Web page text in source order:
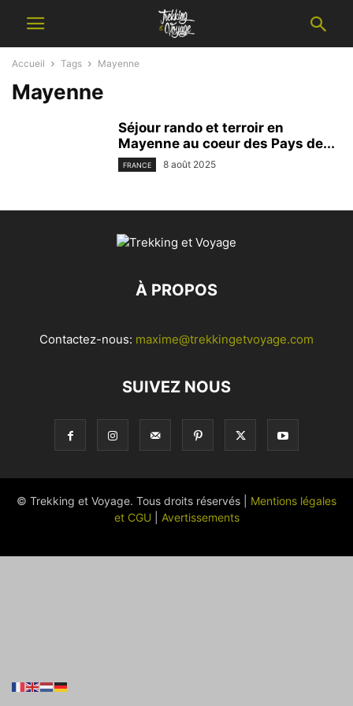
Accueil Tags Mayenne
Mayenne
Séjour rando et terroir en
Mayenne au coeur des Pays de...
FRANCE 8 août 2025
À PROPOS
Contactez-nous: maxime@trekkingetvoyage.com
SUIVEZ NOUS
© Trekking et Voyage. Tous droits réservés | Mentions légales
et CGU
Avertissements